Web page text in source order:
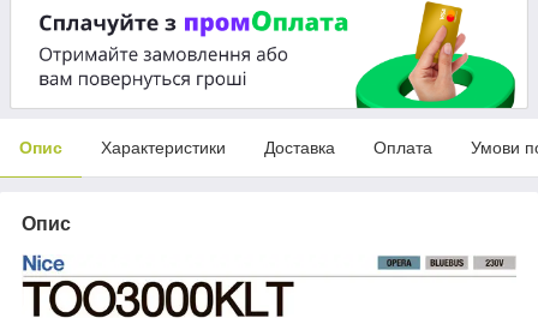
Опис Характеристики Доставка Оплата Умови
Опис